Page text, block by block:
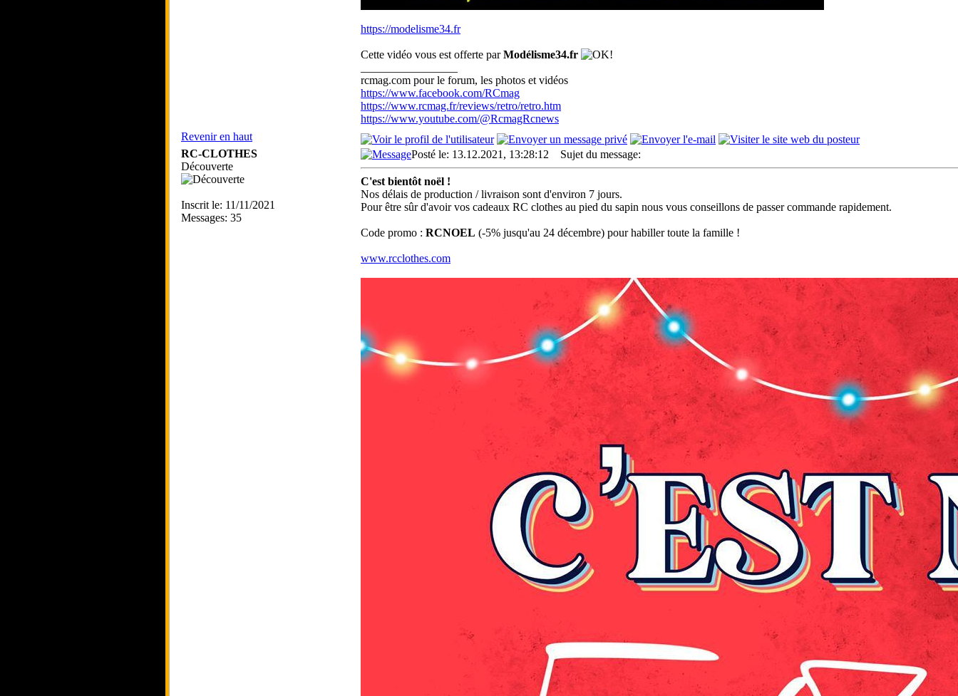
https://modelisme34.fr
Cette vidéo vous est offerte parModélisme34.fr
rcmag.com pour le forum, les photos et vidéos
https://www.facebook.com/RCmag
https://www.rcmag.fr/reviews/retro/retro.htm
https://www.youtube.com/@RcmagRcnews
Revenir en haut
RC-CLOTHES
Découverte
Inscrit le: 11/11/2021
Messages: 35
Posté le: 13.12.2021, 13:28:12 Sujet du message:
C'est bientôt noël !
Nos délais de production / livraison sont d'environ 7 jours.
Pour être sûr d'avoir vos cadeaux RC clothes au pied du sapin nous vous conseillons de passer commande rapidement.
Code promo : RCNOEL (-5% jusqu'au 24 décembre) pour habiller toute la famille !
www.rcclothes.com